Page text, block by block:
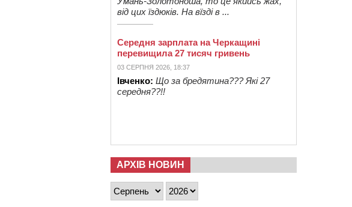
від цих їздюків. На вїзді в ...
Середня зарплата на Черкащині
перевищила 27 тисяч гривень
03 СЕРПНЯ 2026, 18:37
Івченко: Що за бредятина??? Які 27
середня??!!
АРХІВ НОВИН